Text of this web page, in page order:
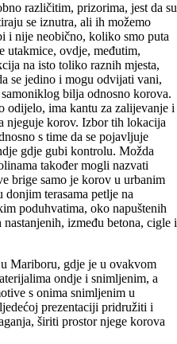
različitim, prizorima, jest da su
se iznutra, ali ih možemo
i nije neobično, koliko smo puta
utakmice, ovdje, međutim,
na isto toliko raznih mjesta,
se jedino i mogu odvijati vani,
bilja odnosno korova.
odijelo, ima kantu za zalijevanje i
njeguje korov. Izbor tih lokacija
s time da se pojavljuje
gdje gubi kontrolu. Možda
također mogli nazvati
brige samo je korov u urbanim
donjim terasama petlje na
poduhvatima, oko napuštenih
između betona, cigle i
Mariboru, gdje je u ovakvom
ondje i snimljenim, a
s onima snimljenim u
prezentaciji pridružiti i
širiti prostor njege korova